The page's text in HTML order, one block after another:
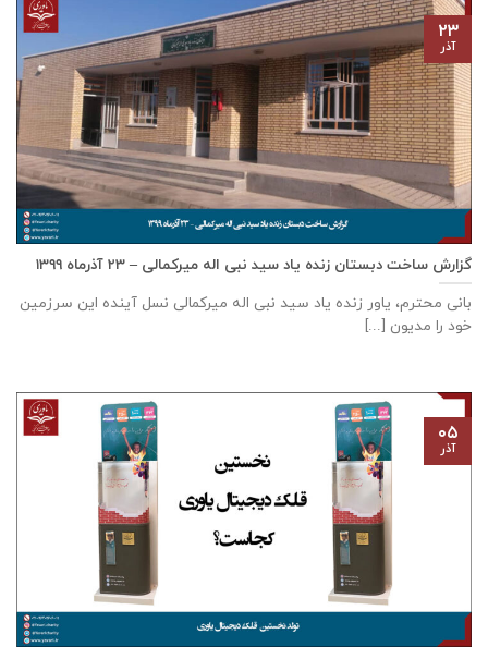
گزارش ساخت دبستان زنده ياد سيد نبی اله ميركمالی – ۲۳ آذر‌ماه ۱۳۹۹
بانی محترم، یاور زنده ياد سيد نبی اله ميركمالی نسل آینده این سرزمین
خود را مدیون [...]
۲۳
آذر
۰۵
آذر